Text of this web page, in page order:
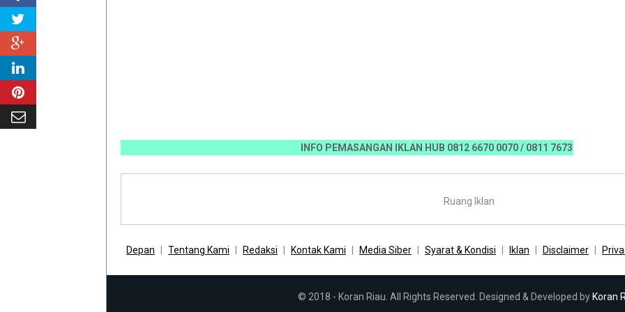
INFO PEMASANGAN IKLAN HUB 0812 6670 0070 / 0811 7673 35,
Ruang Iklan
Depan Tentang Kami Redaksi Kontak Kami Media Siber Syarat & Kondisi Iklan Disclaimer
© 2018 - Koran Riau. All Rights Reserved. Designed & Developed by Koran